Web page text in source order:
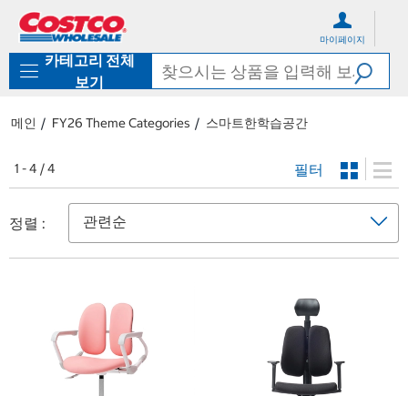
로
기
가
마이페이지
카테고리 전체
보기
메인 FY26 Theme Categories 스마트한학습공간
1 - 4 / 4 필터
정렬 :